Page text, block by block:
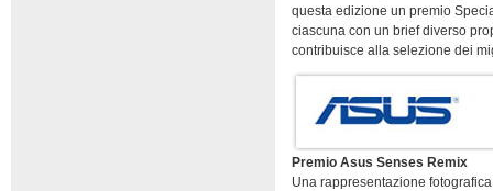
questa edizione un premio
ciascuna con un brief diverso
contribuisce alla selezione dei
Premio Asus Senses Remix
Una rappresentazione